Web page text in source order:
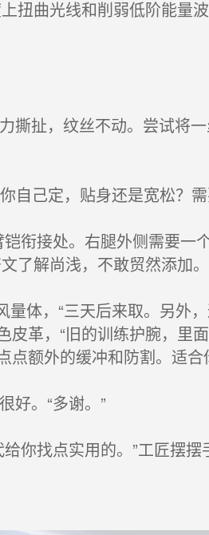
扭曲光线和削弱低阶能量
扯，纹丝不动。尝试将
自己定，贴身还是宽松？
衔接处。右腿外侧需要一
了解尚浅，不敢贸然添加。
体，“三天后来取。另外
革，“旧的训练护腕，里
额外的缓冲和防割。适合
好。“多谢。”
找点实用的。”工匠摆摆